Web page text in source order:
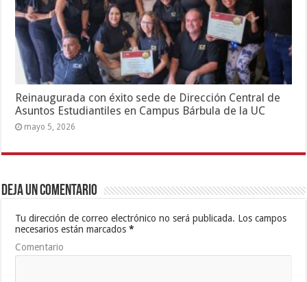
Reinaugurada con éxito sede de Dirección Central de
Asuntos Estudiantiles en Campus Bárbula de la UC
mayo 5, 2026
Deja un comentario
Tu dirección de correo electrónico no será publicada. Los campos
necesarios están marcados*
Comentario